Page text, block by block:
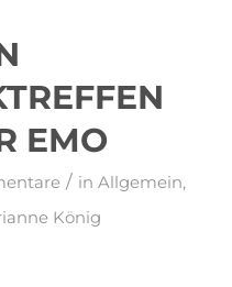
EMO
/ in Allgemein,
König